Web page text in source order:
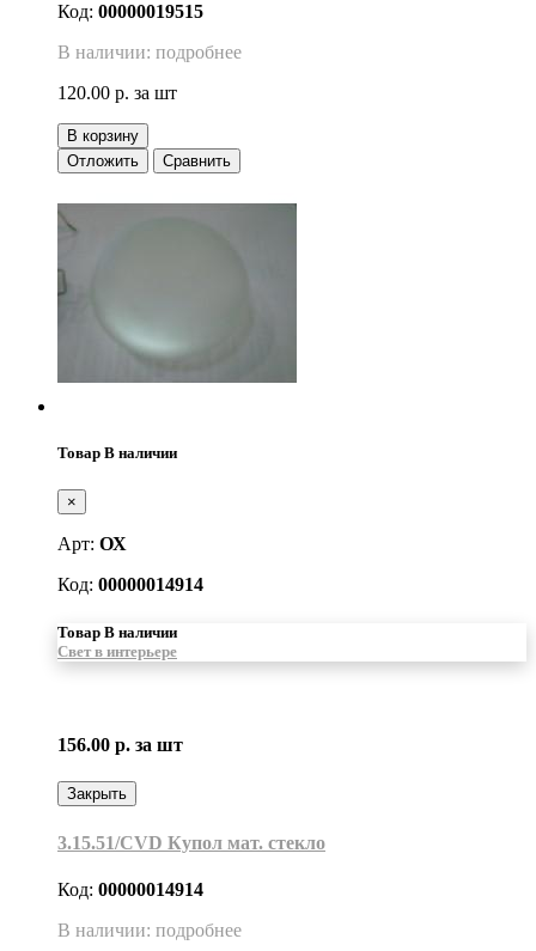
Код: 00000019515
В наличии: подробнее
120.00 р. за шт
В корзину
Отложить
Сравнить
Товар В наличии
×
Арт: ОХ
Код: 00000014914
Товар В наличии
Свет в интерьере
156.00 р. за шт
Закрыть
3.15.51/CVD Купол мат. стекло
Код: 00000014914
В наличии: подробнее